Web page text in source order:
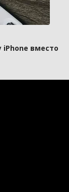
iPhone вместо